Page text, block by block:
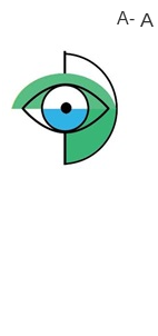
A- A